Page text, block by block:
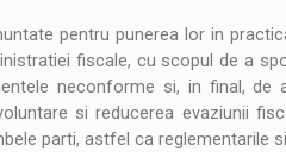
pentru punerea lor in
fiscale, cu scopul de a
neconforme si, in final, de
si reducerea evaziunii
parti, astfel ca reglementarile